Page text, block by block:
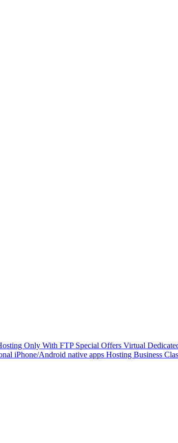
Only With FTP Special Offers Virtual
iPhone/Android native apps Hosting Business